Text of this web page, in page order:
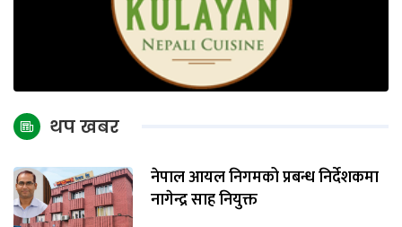
थप खबर
नेपाल आयल निगमको प्रबन्ध निर्देशकमा
नागेन्द्र साह नियुक्त